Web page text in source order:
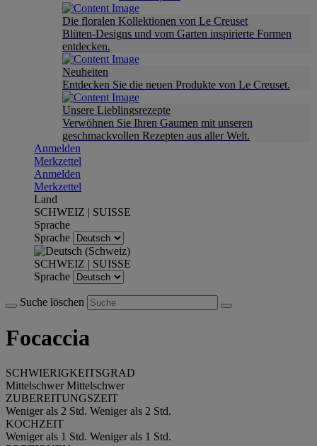
Die floralen Kollektionen von Le Creuset
Blüten-Designs und vom Garten inspirierte Formen
entdecken.
Neuheiten
Entdecken Sie die neuen Produkte von Le Creuset.
Unsere Lieblingsrezepte
Verwöhnen Sie Ihren Gaumen mit unseren
geschmackvollen Rezepten aus aller Welt.
Anmelden
Merkzettel
Anmelden
Merkzettel
Land
SCHWEIZ | SUISSE
Sprache
Sprache
SCHWEIZ | SUISSE
Sprache
Suche löschen
Focaccia
SCHWIERIGKEITSGRAD
Mittelschwer Mittelschwer
ZUBEREITUNGSZEIT
Weniger als 2 Std. Weniger als 2 Std.
KOCHZEIT
Weniger als 1 Std. Weniger als 1 Std.